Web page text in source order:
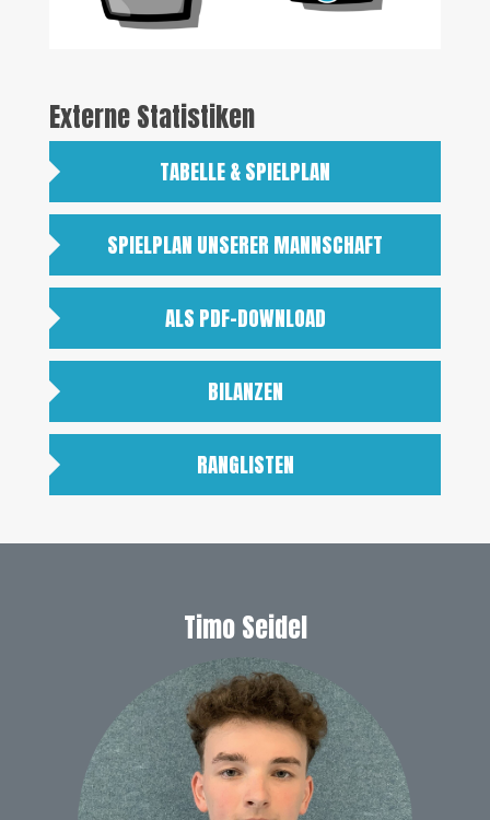
Externe Statistiken
TABELLE & SPIELPLAN
SPIELPLAN UNSERER MANNSCHAFT
ALS PDF-DOWNLOAD
BILANZEN
RANGLISTEN
Timo Seidel